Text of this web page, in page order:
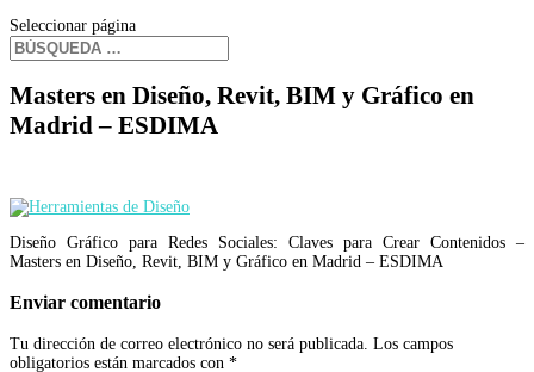
Seleccionar página
Masters en Diseño, Revit, BIM y Gráfico en
Madrid – ESDIMA
Diseño Gráfico para Redes Sociales: Claves para Crear Contenidos –
Masters en Diseño, Revit, BIM y Gráfico en Madrid – ESDIMA
Enviar comentario
Tu dirección de correo electrónico no será publicada. Los campos
obligatorios están marcados con *